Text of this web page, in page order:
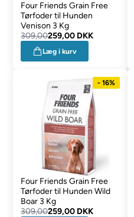
Four Friends Grain Free
Tørfoder til Hunden
Venison 3 Kg
309,00259,00 DKK
Læg i kurv
- 16%
Four Friends Grain Free
Tørfoder til Hunden Wild
Boar 3 Kg
309,00259,00 DKK